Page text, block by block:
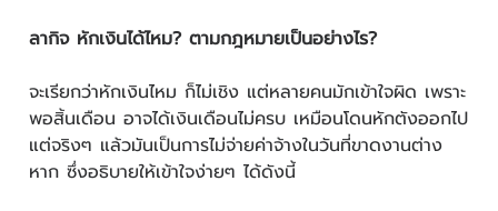
ลากิจ หักเงินได้ไหม? ตามกฎหมายเป็นอย่างไร?
จะเรียกว่าหักเงินไหม ก็ไม่เชิง แต่หลายคนมักเข้าใจผิด เพราะ
พอสิ้นเดือน อาจได้เงินเดือนไม่ครบ เหมือนโดนหักตังออกไป
แต่จริงๆ แล้วมันเป็นการไม่จ่ายค่าจ้างในวันที่ขาดงานต่าง
หาก ซึ่งอธิบายให้เข้าใจง่ายๆ ได้ดังนี้